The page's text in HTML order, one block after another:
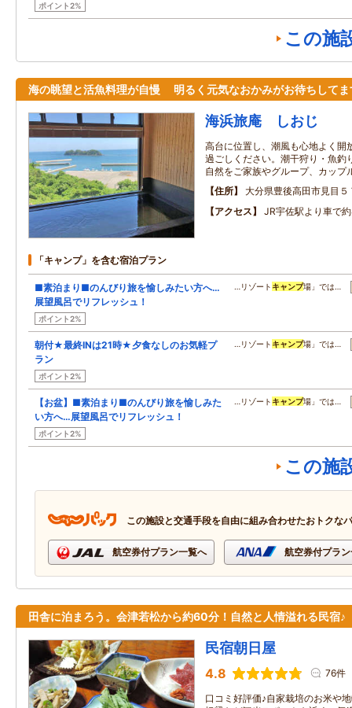
ポイント2%
この施
海の眺望と活魚料理が自慢 明るく元気なおかみがお待ちしてま
海浜旅庵 しおじ
高台に位置し、潮風も心地よく開
過ごしください。潮干狩り・魚釣
自然をご家族やグループ、カップ
住所
大分県豊後高田市見目５
アクセス
JR宇佐駅より車で
「キャンプ」を含む宿泊プラン
■素泊まり■のんびり旅を愉しみたい方へ…
展望風呂でリフレッシュ！
ポイント2%
…リゾート キャンプ場」では…
朝付★最終INは21時★夕食なしのお気軽プ
ラン
ポイント2%
…リゾート キャンプ場」では…
【お盆】■素泊まり■のんびり旅を愉しみた
い方へ…展望風呂でリフレッシュ！
ポイント2%
…リゾート キャンプ場」では…
この施
この施設と交通手段を自由に組み合わせたおトクな
航空券付プラン一覧へ 航空券付プラ
田舎に泊まろう。会津若松から約60分！自然と人情溢れる民宿♪
民宿朝日屋
4.8 76件
口コミ好評価♪自家栽培のお米や